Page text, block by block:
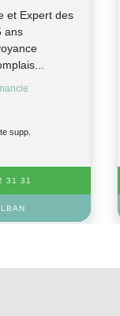
et Expert des
ans
supp.
31 31